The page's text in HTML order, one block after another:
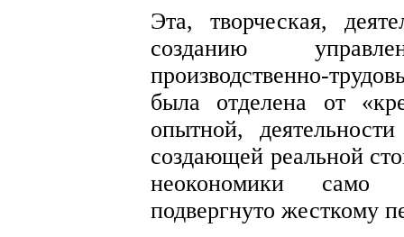
Эта, творческая,
созданию
производственно-
была отделена от
опытной,
создающей реальной
неокономики само
подвергнуто жесткому